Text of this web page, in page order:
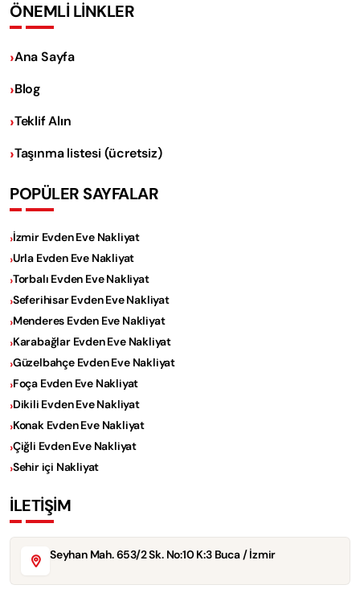
ÖNEMLİ LİNKLER
Ana Sayfa
Blog
Teklif Alın
Taşınma listesi (ücretsiz)
POPÜLER SAYFALAR
İzmir Evden Eve Nakliyat
Urla Evden Eve Nakliyat
Torbalı Evden Eve Nakliyat
Seferihisar Evden Eve Nakliyat
Menderes Evden Eve Nakliyat
Karabağlar Evden Eve Nakliyat
Güzelbahçe Evden Eve Nakliyat
Foça Evden Eve Nakliyat
Dikili Evden Eve Nakliyat
Konak Evden Eve Nakliyat
Çiğli Evden Eve Nakliyat
Sehir içi Nakliyat
İLETİŞİM
Seyhan Mah. 653/2 Sk. No:10 K:3 Buca / İzmir